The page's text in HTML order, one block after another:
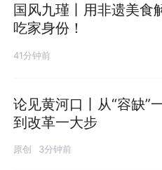
国风九瑾丨用非遗美食
吃家身份！
41分钟前
论见黄河口丨从“容缺”
到改革一大步
原创 3分钟前